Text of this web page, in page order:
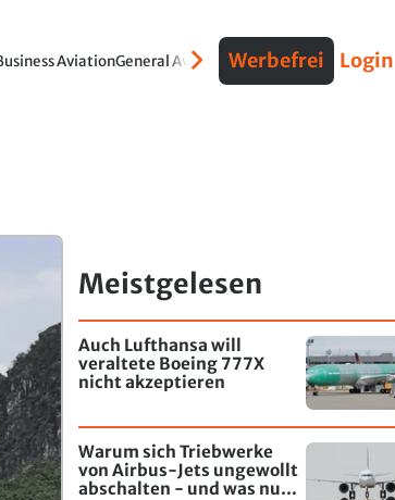
AviationGeneral AviationVerteidigungInterviews
Werbefrei Login
Meistgelesen
Auch Lufthansa will
veraltete Boeing 777X
nicht akzeptieren
Warum sich Triebwerke
von Airbus-Jets ungewollt
abschalten - und was nun